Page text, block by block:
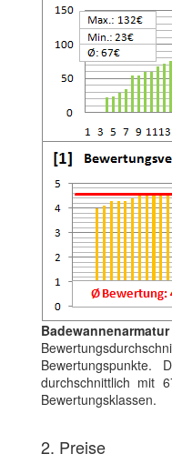
durchschnittlich mit
Bewertungsklassen.
2. Preise